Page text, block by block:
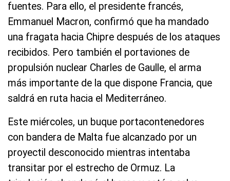
fuentes. Para ello, el presidente francés,
Emmanuel Macron, confirmó que ha mandado
una fragata hacia Chipre después de los ataques
recibidos. Pero también el portaviones de
propulsión nuclear Charles de Gaulle, el arma
más importante de la que dispone Francia, que
saldrá en ruta hacia el Mediterráneo.
Este miércoles, un buque portacontenedores
con bandera de Malta fue alcanzado por un
proyectil desconocido mientras intentaba
transitar por el estrecho de Ormuz. La